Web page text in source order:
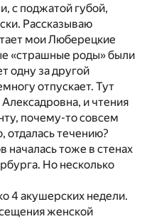
с поджатой губой,
Рассказываю
мои Люберецкие
«страшные роды» были
одну за другой
отпускает. Тут
Алексадровна, и чтения
почему-то совсем
отдалась течению?
началась тоже в стенах
Но несколько
4 акушерских недели.
женской